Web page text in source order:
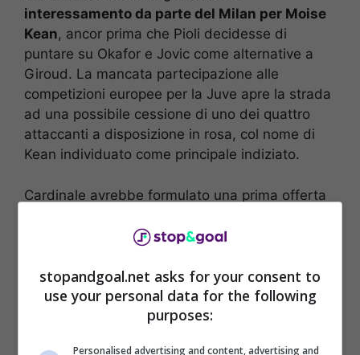
interessamento da parte del Milan per Moise
Kean, ancor prima che Pioli decidesse di
puntare su Okafor e Jovic come alternative a
Giroud. La mancata partecipazione alle
competizioni europee per la Juve apre la strada
ad una possibile cessione di uno dei quattro
attaccanti a disposizione in rosa, col nome di
Kean individuato come principale indiziato.
Cardinale avrebbe formulato una prima offerta
subito dai bianconeri. Le ultime indiscrezioni
delle due rose: Origi per Kean. Una scelta che
non andrebbe a risolvere i problemi di
malumore in casa Juventus, dato che l’obiettivo
stopandgoal.net asks for your consent to
use your personal data for the following
purposes:
Personalised advertising and content, advertising and